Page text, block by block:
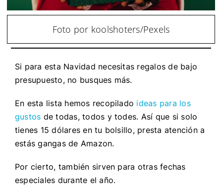
Foto por koolshoters/Pexels
Si para esta Navidad necesitas regalos de bajo
presupuesto, no busques más.
En esta lista hemos recopilado ideas para los
gustos de todas, todos y todes. Así que si solo
tienes 15 dólares en tu bolsillo, presta atención a
estás gangas de Amazon.
Por cierto, también sirven para otras fechas
especiales durante el año.